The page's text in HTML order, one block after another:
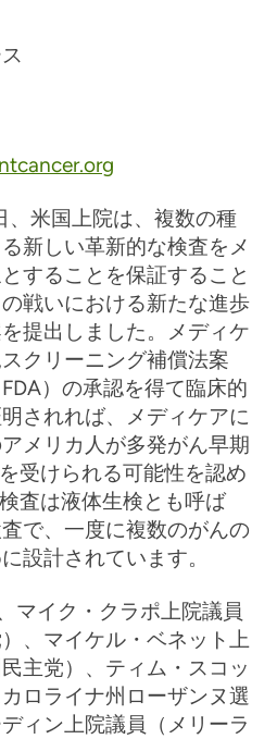
、米国上院は、複数の種
新しい革新的な検査をメ
することを保証すること
戦いにおける新たな進歩
提出しました。メディケ
クリーニング補償法案
）の承認を得て臨床的
されれば、メディケアに
メリカ人が多発がん早期
受けられる可能性を認め
査は液体生検とも呼ば
で、一度に複数のがんの
設計されています。
マイク・クラポ上院議員
、マイケル・ベネット上
主党）、ティム・スコッ
ロライナ州ローザンヌ選
ィン上院議員（メリーラ